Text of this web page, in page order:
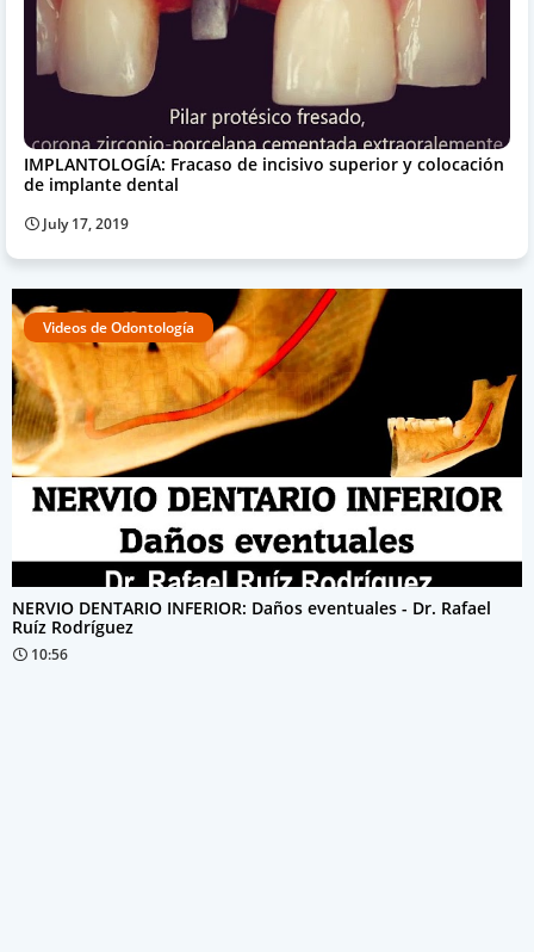
IMPLANTOLOGÍA: Fracaso de incisivo superior y colocación
de implante dental
July 17, 2019
Videos de Odontología
NERVIO DENTARIO INFERIOR: Daños eventuales - Dr. Rafael
Ruíz Rodríguez
10:56